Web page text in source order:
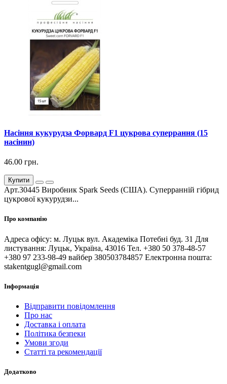
Насіння кукурудза Форвард F1 цукрова суперрання (15
насінин)
46.00 грн.
Купити
Арт.30445 Виробник Spark Seeds (США). Суперранній гібрид
цукрової кукурудзи...
Про компанію
Адреса офісу: м. Луцьк вул. Академіка Потебні буд. 31 Для
листування: Луцьк, Україна, 43016 Тел. +380 50 378-48-57
+380 97 233-98-49 вайбер 380503784857 Електронна пошта:
stakentgugl@gmail.com
Інформація
Відправити повідомлення
Про нас
Доставка і оплата
Політика безпеки
Умови згоди
Статті та рекомендації
Додатково